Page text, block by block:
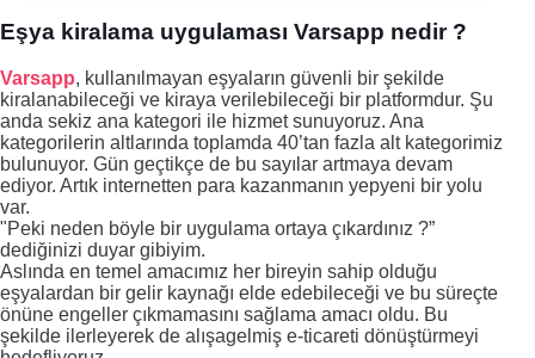
Eşya kiralama uygulaması Varsapp nedir ?
Varsapp, kullanılmayan eşyaların güvenli bir şekilde
kiralanabileceği ve kiraya verilebileceği bir platformdur. Şu
anda sekiz ana kategori ile hizmet sunuyoruz. Ana
kategorilerin altlarında toplamda 40’tan fazla alt kategorimiz
bulunuyor. Gün geçtikçe de bu sayılar artmaya devam
ediyor. Artık internetten para kazanmanın yepyeni bir yolu
var.
"Peki neden böyle bir uygulama ortaya çıkardınız ?”
dediğinizi duyar gibiyim.
Aslında en temel amacımız her bireyin sahip olduğu
eşyalardan bir gelir kaynağı elde edebileceği ve bu süreçte
önüne engeller çıkmamasını sağlama amacı oldu. Bu
şekilde ilerleyerek de alışagelmiş e-ticareti dönüştürmeyi